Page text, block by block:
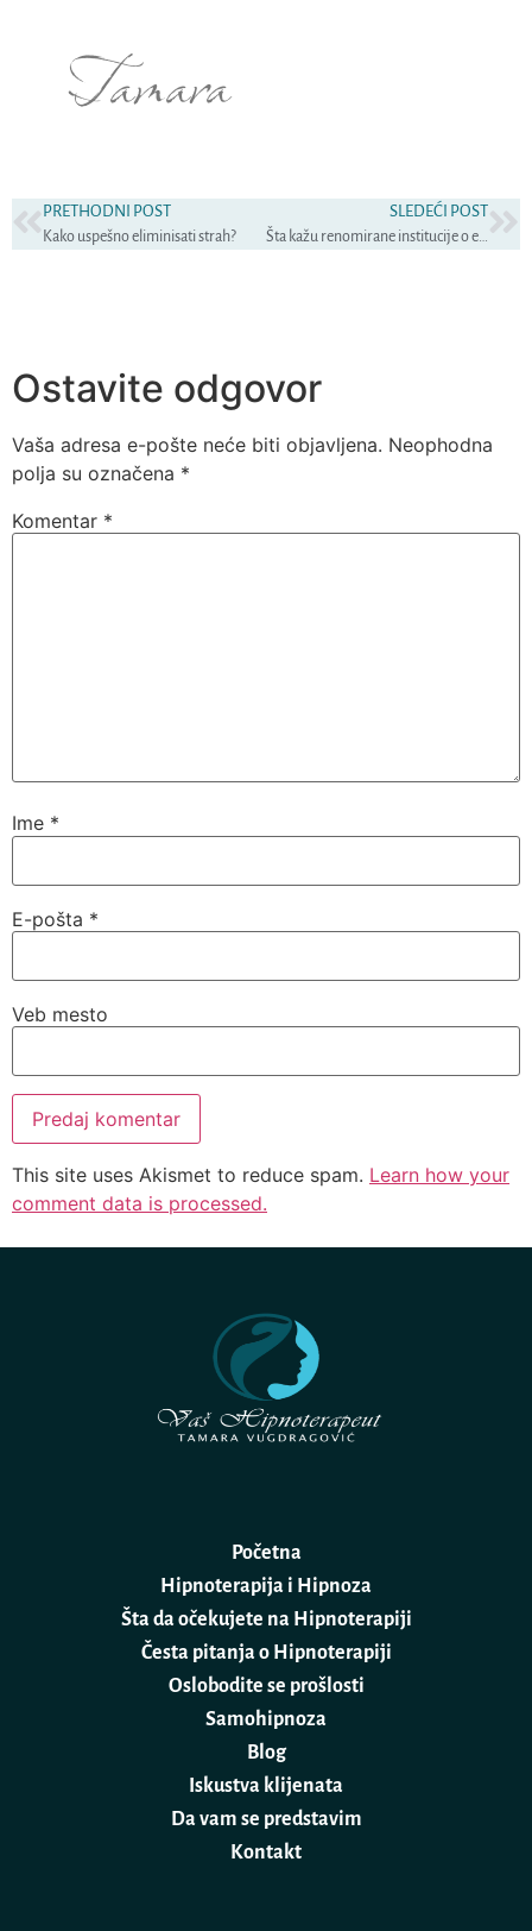
Tamara
PRETHODNI POST
Kako uspešno eliminisati strah?
SLEDEĆI POST
Šta kažu renomirane institucije o efikasnosti hipnoze
Ostavite odgovor
Vaša adresa e-pošte neće biti objavljena. Neophodna
polja su označena *
Komentar *
Ime *
E-pošta *
Veb mesto
This site uses Akismet to reduce spam. Learn how your
comment data is processed.
Početna
Hipnoterapija i Hipnoza
Šta da očekujete na Hipnoterapiji
Česta pitanja o Hipnoterapiji
Oslobodite se prošlosti
Samohipnoza
Blog
Iskustva klijenata
Da vam se predstavim
Kontakt